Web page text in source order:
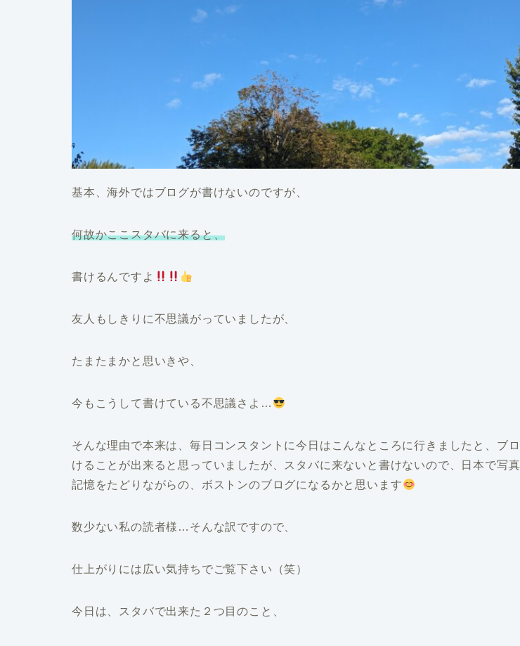
基本、海外ではブログが書けないのですが、
何故かここスタバに来ると、
書けるんですよ
友人もしきりに不思議がっていましたが、
たまたまかと思いきや、
今もこうして書けている不思議さよ…
そんな理由で本来は、毎日コンスタントに今日はこんなところに行きましたと、ブ
けることが出来ると思っていましたが、スタバに来ないと書けないので、日本で写
記憶をたどりながらの、ボストンのブログになるかと思います
数少ない私の読者様…そんな訳ですので、
仕上がりには広い気持ちでご覧下さい（笑）
今日は、スタバで出来た２つ目のこと、